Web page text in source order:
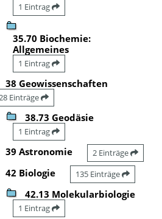
1 Eintrag
35.70 Biochemie:
Allgemeines
1 Eintrag
38 Geowissenschaften
Einträge
38.73 Geodäsie
1 Eintrag
39 Astronomie 2 Einträge
42 Biologie 135 Einträge
42.13 Molekularbiologie
1 Eintrag